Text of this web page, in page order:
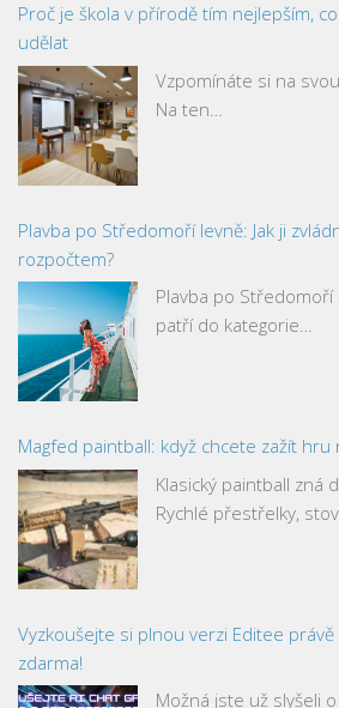
Proč je škola v přírodě tím nejlepším,
udělat
Vzpomínáte si na
Na ten…
Plavba po Středomoří levně: Jak ji
rozpočtem?
Plavba po
patří do kategorie…
Magfed paintball: když chcete zažít hru
Klasický paintball zná
Rychlé přestřelky,
Vyzkoušejte si plnou verzi Editee
zdarma!
Možná jste už slyšeli